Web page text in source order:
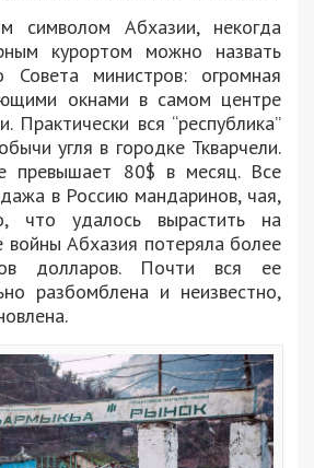
символом Абхазии, некогда
курортом можно назвать
Совета министров: огромная
окнами в самом центре
Практически вся “республика”
угля в городке Ткварчели.
превышает 80$ в месяц. Все
в Россию мандаринов, чая,
что удалось вырастить на
войны Абхазия потеряла более
долларов. Почти вся ее
разбомблена и неизвестно,